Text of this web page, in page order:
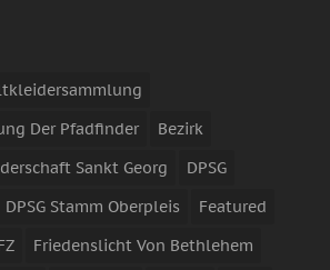
Der Pfadfinder
Bezirk
Sankt Georg
DPSG
DPSG Stamm Oberpleis
Featured
Friedenslicht Von Bethlehem